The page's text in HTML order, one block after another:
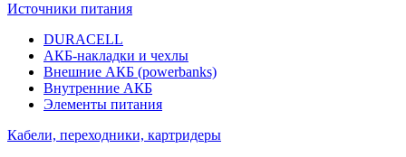
Источники питания
DURACELL
АКБ-накладки и чехлы
Внешние АКБ (powerbanks)
Внутренние АКБ
Элементы питания
Кабели, переходники, картридеры